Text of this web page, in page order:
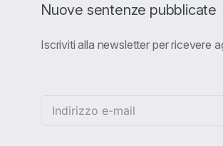
Nuove sentenze pubblicate
Iscriviti alla newsletter per ricevere